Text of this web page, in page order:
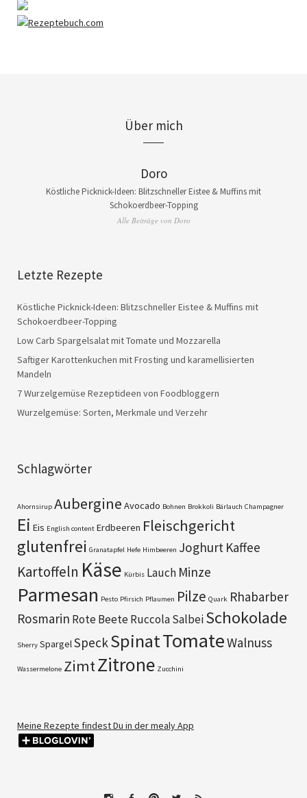
Über mich
Doro
Köstliche Picknick-Ideen: Blitzschneller Eistee & Muffins mit
Schokoerdbeer-Topping
Alle Beiträge von Doro
Letzte Rezepte
Köstliche Picknick-Ideen: Blitzschneller Eistee & Muffins mit
Schokoerdbeer-Topping
Low Carb Spargelsalat mit Tomate und Mozzarella
Saftiger Karottenkuchen mit Frosting und karamellisierten
Mandeln
7 Wurzelgemüse Rezeptideen von Foodbloggern
Wurzelgemüse: Sorten, Merkmale und Verzehr
Schlagwörter
Ahornsirup Aubergine Avocado Bohnen Brokkoli Bärlauch Champagner
Ei Eis English content Erdbeeren Fleischgericht
glutenfrei Granatapfel Hefe Himbeeren Joghurt Kaffee
Kartoffeln Käse Kürbis Lauch Minze
Parmesan Pesto Pfirsich Pflaumen Pilze Quark Rhabarber
Rosmarin Rote BeeteRuccolaSalbeiSchokolade
Sherry SpargelSpeckSpinatTomateWalnuss
Wassermelone ZimtZitrone Zucchini
Meine Rezepte findest Du in der mealy App